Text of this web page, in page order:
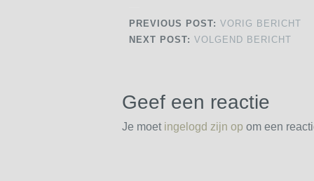
PREVIOUS POST: VORIG BERICHT
NEXT POST: VOLGEND BERICHT
Geef een reactie
Je moet ingelogd zijn op om een